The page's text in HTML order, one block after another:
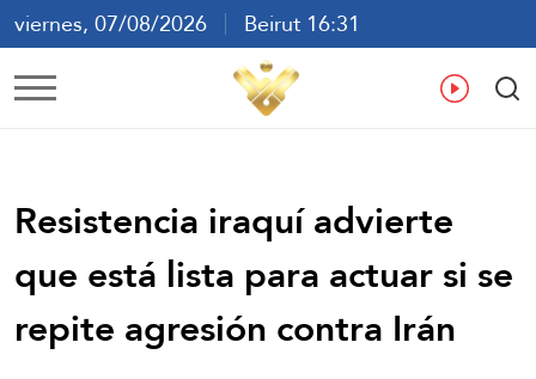
viernes, 07/08/2026
Beirut 16:31
ع En
Resistencia iraquí advierte
que está lista para actuar si se
repite agresión contra Irán